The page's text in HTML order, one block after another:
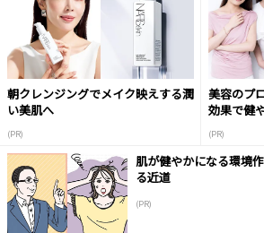
朝クレンジングでメイク映えする潤
い美肌へ
(PR)
美容のプ
効果で健
(PR)
肌が健やかになる環境
る近道
(PR)